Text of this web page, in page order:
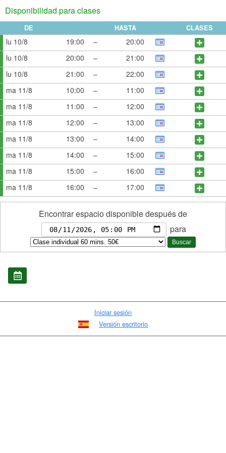
Disponibilidad para clases
DE HASTA CLASES
lu 10/8 19:00 –
20:00
lu 10/8
20:00 –
21:00
lu 10/8
21:00 –
22:00
ma 11/8
10:00 –
11:00
ma 11/8
11:00 –
12:00
ma 11/8
12:00 –
13:00
ma 11/8
13:00 –
14:00
ma 11/8
14:00 –
15:00
ma 11/8
15:00 –
16:00
ma 11/8
16:00 – 17:00
Encontrar espacio disponible después de
para
Buscar
Iniciar sesión
Versión escritorio